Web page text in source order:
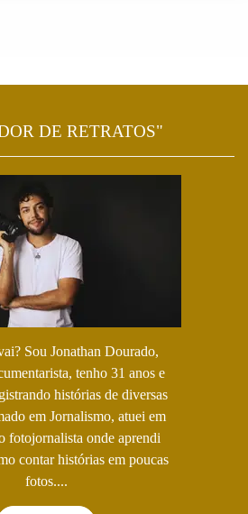
DE RETRATOS"
Sou Jonathan Dourado,
tenho 31 anos e
histórias de diversas
em Jornalismo, atuei em
fotojornalista onde aprendi
contar histórias em poucas
fotos....